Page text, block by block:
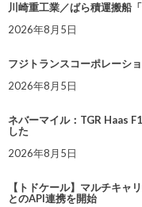
川崎重工業／ばら積運搬船
2026年8月5日
フジトランスコーポレーシ
2026年8月5日
ネバーマイル：TGR Haas
した
2026年8月5日
【トドケール】マルチキャ
とのAPI連携を開始